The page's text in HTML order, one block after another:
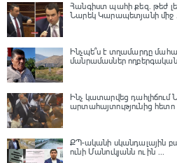
Հանգիստ պահի քեզ. թեժ
Նարեկ Կարապետյանի միջ
Ինչպե՞ս է տղամարդը
մանրամասներ ողբերգական
Ինչ կատարվեց
արտահայտությունից հետո
ՔՊ-ականի սկանդալային
ունի Մանուկյանն ու ին ...